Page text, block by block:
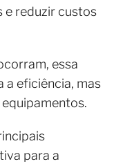
e reduzir custos
essa
a eficiência, mas
para a